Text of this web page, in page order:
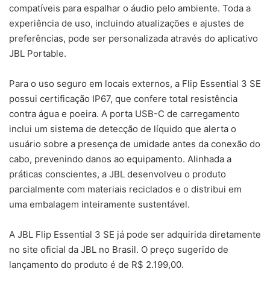
compatíveis para espalhar o áudio pelo ambiente. Toda a
experiência de uso, incluindo atualizações e ajustes de
preferências, pode ser personalizada através do aplicativo
JBL Portable.
Para o uso seguro em locais externos, a Flip Essential 3 SE
possui certificação IP67, que confere total resistência
contra água e poeira. A porta USB-C de carregamento
inclui um sistema de detecção de líquido que alerta o
usuário sobre a presença de umidade antes da conexão do
cabo, prevenindo danos ao equipamento. Alinhada a
práticas conscientes, a JBL desenvolveu o produto
parcialmente com materiais reciclados e o distribui em
uma embalagem inteiramente sustentável.
A JBL Flip Essential 3 SE já pode ser adquirida diretamente
no site oficial da JBL no Brasil. O preço sugerido de
lançamento do produto é de R$ 2.199,00.